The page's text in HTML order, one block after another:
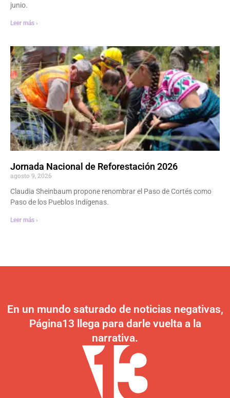
junio.
Leer más ›
Jornada Nacional de Reforestación 2026
agosto 9, 2026
Claudia Sheinbaum propone renombrar el Paso de Cortés como
Paso de los Pueblos Indígenas.
Leer más ›
En un mundo saturado de noticias negativas,
Página13 llega para darle vuelta a la
narrativa.